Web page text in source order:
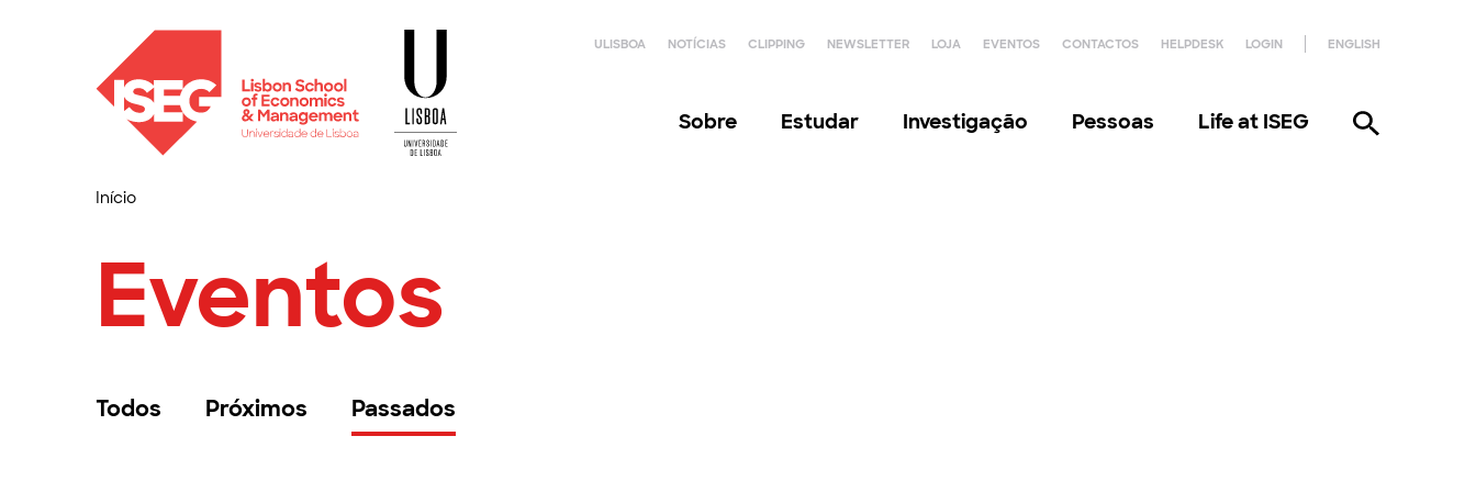
ULISBOA NOTÍCIAS CLIPPING NEWSLETTER LOJA EVENTOS CONTACTOS HELPDESK LOGIN ENGLISH
Sobre Estudar Investigação Pessoas Life at ISEG
Início
Eventos
Todos Próximos Passados